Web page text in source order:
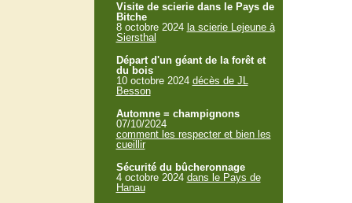
Visite de scierie dans le Pays de
Bitche
8 octobre 2024 la scierie Lejeune à
Siersthal
Départ d'un géant de la forêt et
du bois
10 octobre 2024 décès de JL
Besson
Automne = champignons
07/10/2024
comment les respecter et bien les
cueillir
Sécurité du bûcheronnage
4 octobre 2024 dans le Pays de
Hanau